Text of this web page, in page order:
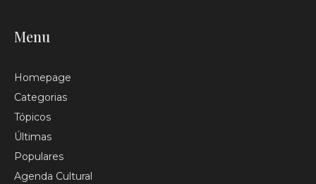
Menu
Homepage
Categorias
Tópicos
Últimas
Populares
Agenda Cultural